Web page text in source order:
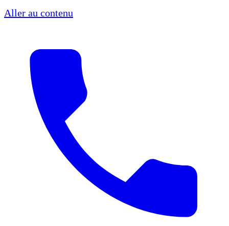
Aller au contenu